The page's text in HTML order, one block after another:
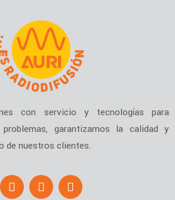
con servicio y tecnologías para
garantizamos la calidad y
de nuestros clientes.